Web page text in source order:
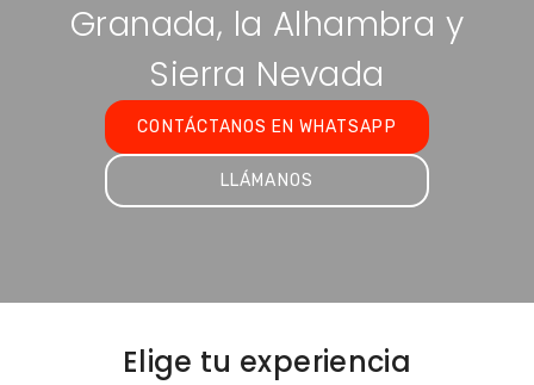
Granada, la Alhambra y
Sierra Nevada
CONTÁCTANOS EN WHATSAPP
LLÁMANOS
Elige tu experiencia